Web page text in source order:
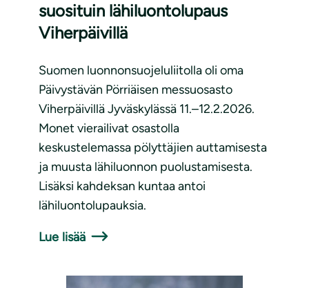
suosituin lähiluontolupaus
Viherpäivillä
Suomen luonnonsuojeluliitolla oli oma
Päivystävän Pörriäisen messuosasto
Viherpäivillä Jyväskylässä 11.–12.2.2026.
Monet vierailivat osastolla
keskustelemassa pölyttäjien auttamisesta
ja muusta lähiluonnon puolustamisesta.
Lisäksi kahdeksan kuntaa antoi
lähiluontolupauksia.
Lue lisää